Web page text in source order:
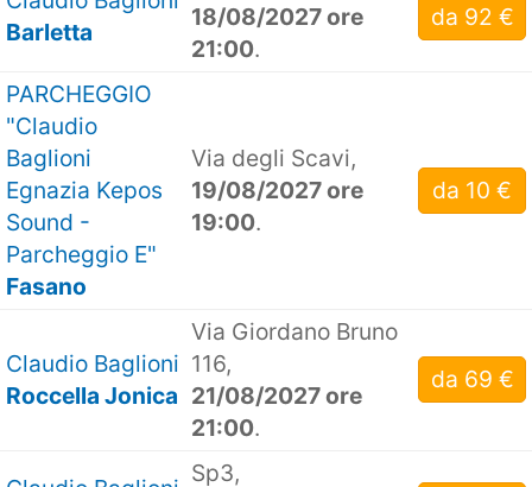
Barletta
18/08/2027 ore
21:00.
da 92 €
PARCHEGGIO
"Claudio
Baglioni
Egnazia Kepos
Sound -
Parcheggio E"
Fasano
Via degli Scavi,
19/08/2027 ore
19:00.
da 10 €
Claudio Baglioni
Roccella Jonica
Via Giordano Bruno
116,
21/08/2027 ore
21:00.
da 69 €
Sp3,